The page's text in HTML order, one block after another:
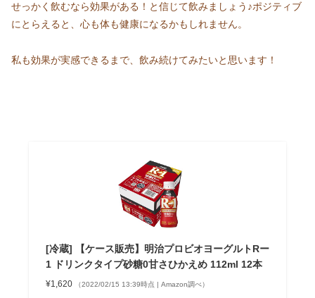
せっかく飲むなら効果がある！と信じて飲みましょう♪ポジティブ
にとらえると、心も体も健康になるかもしれません。
私も効果が実感できるまで、飲み続けてみたいと思います！
[冷蔵] 【ケース販売】明治プロビオヨーグルトRー
1 ドリンクタイプ砂糖0甘さひかえめ 112ml 12本
¥1,620 （2022/02/15 13:39時点 | Amazon調べ）